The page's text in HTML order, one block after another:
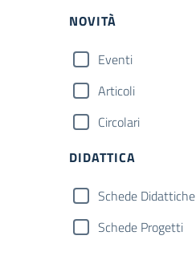
NOVITÀ
Eventi
Articoli
Circolari
DIDATTICA
Schede Didattiche
Schede Progetti